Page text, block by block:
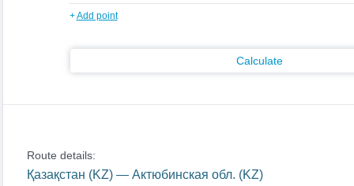
+Add point
Calculate
Route details:
Қазақстан (KZ) — Актюбинская обл. (KZ)